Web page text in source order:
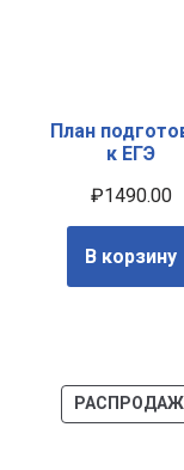
План
к ЕГЭ
₽1490.00
В корзину